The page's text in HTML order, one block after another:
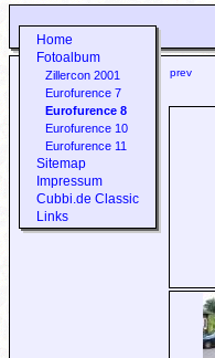
Home
Fotoalbum
Zillercon 2001
Eurofurence 7
Eurofurence 8
Eurofurence 10
Eurofurence 11
Sitemap
Impressum
Cubbi.de Classic
Links
prev